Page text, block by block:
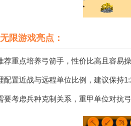
限游戏亮点：
荐重点培养弓箭手，性价比高且容易操
配置近战与远程单位比例，建议保持
要考虑兵种克制关系，重甲单位对抗